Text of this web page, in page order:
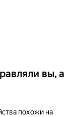
вы, а
похожи на